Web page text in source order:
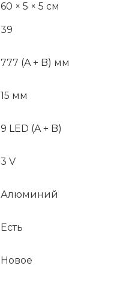
60 × 5 × 5 см
39
777 (A + B) мм
15 мм
9 LED (A + B)
3 V
Алюминий
Есть
Новое